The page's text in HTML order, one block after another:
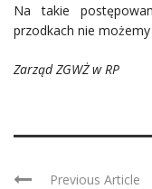
Na takie
przodkach nie
Zarząd ZGWŻ w RP
Previous Article